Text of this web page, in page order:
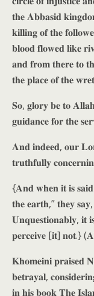
𝐭𝐡𝐞 𝐀𝐛𝐛𝐚𝐬𝐢𝐝
𝐤𝐢𝐥𝐥𝐢𝐧𝐠 𝐨𝐟 𝐭𝐡𝐞
𝐛𝐥𝐨𝐨𝐝 𝐟𝐥𝐨𝐰𝐞𝐝 𝐥𝐢𝐤𝐞
𝐚𝐧𝐝 𝐟𝐫𝐨𝐦 𝐭𝐡𝐞𝐫𝐞 𝐭𝐨
𝐭𝐡𝐞 𝐩𝐥𝐚𝐜𝐞 𝐨𝐟 𝐭𝐡𝐞
𝐒𝐨, 𝐠𝐥𝐨𝐫𝐲 𝐛𝐞 𝐭𝐨
𝐠𝐮𝐢𝐝𝐚𝐧𝐜𝐞 𝐟𝐨𝐫 𝐭𝐡𝐞
𝐀𝐧𝐝 𝐢𝐧𝐝𝐞𝐞𝐝, 𝐨𝐮𝐫
𝐭𝐫𝐮𝐭𝐡𝐟𝐮𝐥𝐥𝐲
{𝐀𝐧𝐝 𝐰𝐡𝐞𝐧 𝐢𝐭 𝐢𝐬
𝐭𝐡𝐞 𝐞𝐚𝐫𝐭𝐡,” 𝐭𝐡𝐞𝐲
𝐔𝐧𝐪𝐮𝐞𝐬𝐭𝐢𝐨𝐧𝐚𝐛𝐥𝐲, 𝐢𝐭
𝐩𝐞𝐫𝐜𝐞𝐢𝐯𝐞 [𝐢𝐭] 𝐧𝐨𝐭.}
𝐊𝐡𝐨𝐦𝐞𝐢𝐧𝐢 𝐩𝐫𝐚𝐢𝐬𝐞𝐝
𝐛𝐞𝐭𝐫𝐚𝐲𝐚𝐥,
𝐢𝐧 𝐡𝐢𝐬 𝐛𝐨𝐨𝐤 𝐓𝐡𝐞